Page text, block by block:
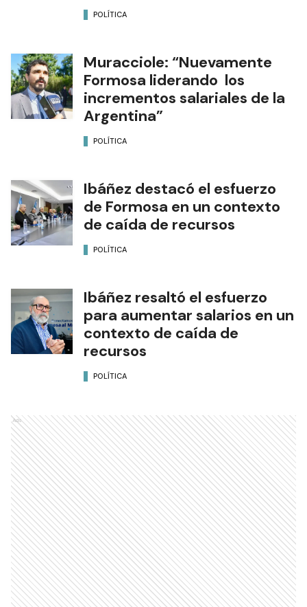
POLÍTICA
Muracciole: “Nuevamente
Formosa liderando los
incrementos salariales de la
Argentina”
POLÍTICA
Ibáñez destacó el esfuerzo
de Formosa en un contexto
de caída de recursos
POLÍTICA
Ibáñez resaltó el esfuerzo
para aumentar salarios en un
contexto de caída de
recursos
POLÍTICA
Ads